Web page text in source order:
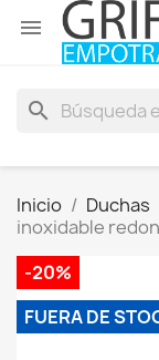

search
Inicio Duchas
inoxidable
-20%
FUERA DE